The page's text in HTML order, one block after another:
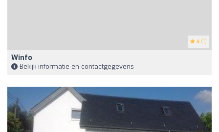
4 (1)
Winfo
Bekijk informatie en contactgegevens